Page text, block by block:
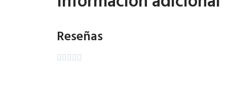
Reseñas
    